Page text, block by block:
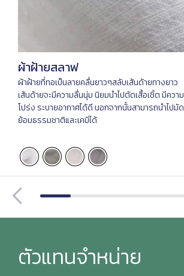
ผ้าฝ้ายสลาฟ
ผ้าฝ้ายที่ทอเป็นลายคลื่นยาวๆสลับเส้นด้ายทางยาว
เส้นด้ายจะมีความลื่นนุ่ม นิยมนำไปตัดเสื้อเชิ้ต มีความ
โปร่ง ระบายอากาศได้ดี นอกจากนั้นสามารถนำไปมัด
ย้อมธรรมชาติและเคมีได้
ตัวแทนจำหน่าย